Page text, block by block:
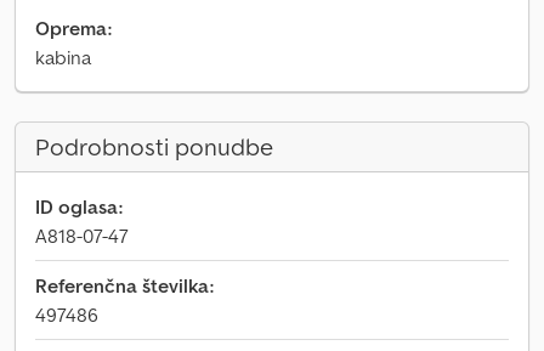
Oprema:
kabina
Podrobnosti ponudbe
ID oglasa:
A818-07-47
Referenčna številka:
497486